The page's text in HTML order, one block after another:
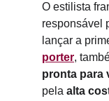
O estilista
responsável
lançar a
porter,
pronta para
pela alta